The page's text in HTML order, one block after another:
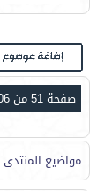
صفحة 51 من 106
مواضيع المنتدى